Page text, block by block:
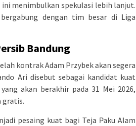
menimbulkan spekulasi lebih lanjut.
dengan tim besar di Liga
Bandung
kontrak Adam Przybek akan segera
Ari disebut sebagai kandidat kuat
akan berakhir pada 31 Mei 2026,
gratis.
pesaing kuat bagi Teja Paku Alam